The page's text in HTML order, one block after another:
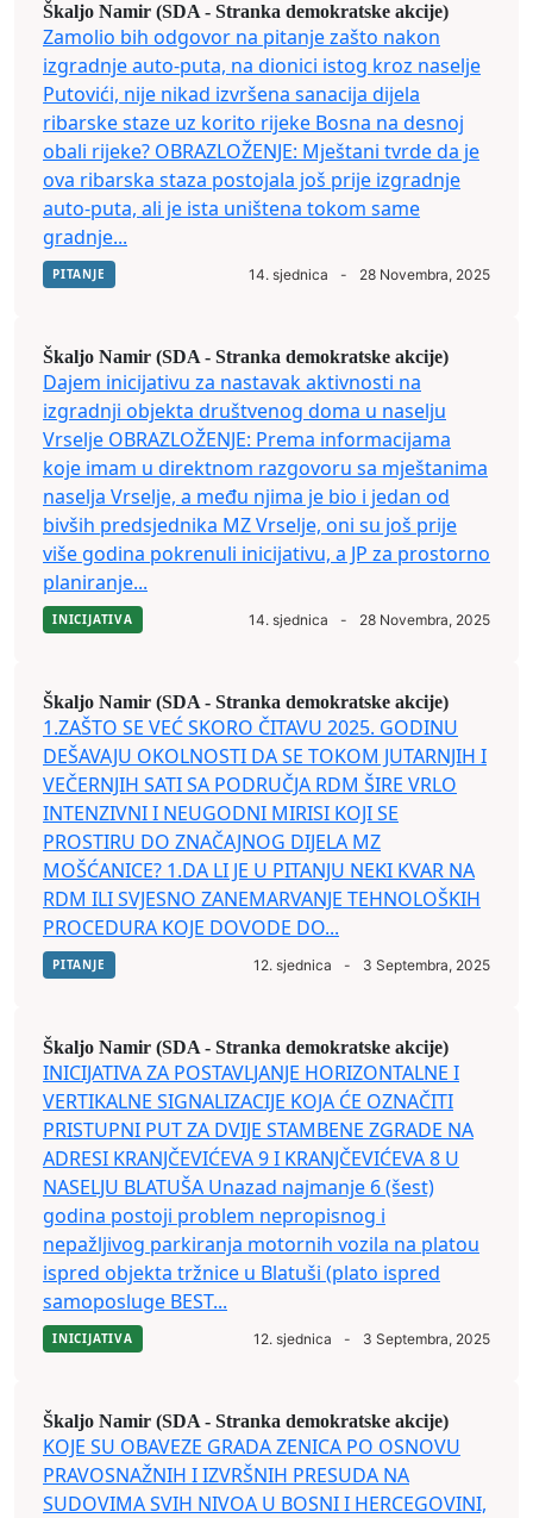
Škaljo Namir (SDA - Stranka demokratske akcije)
Zamolio bih odgovor na pitanje zašto nakon
izgradnje auto-puta, na dionici istog kroz naselje
Putovići, nije nikad izvršena sanacija dijela
ribarske staze uz korito rijeke Bosna na desnoj
obali rijeke? OBRAZLOŽENJE: Mještani tvrde da je
ova ribarska staza postojala još prije izgradnje
auto-puta, ali je ista uništena tokom same
gradnje...
PITANJE 14. sjednica - 28 Novembra, 2025
Škaljo Namir (SDA - Stranka demokratske akcije)
Dajem inicijativu za nastavak aktivnosti na
izgradnji objekta društvenog doma u naselju
Vrselje OBRAZLOŽENJE: Prema informacijama
koje imam u direktnom razgovoru sa mještanima
naselja Vrselje, a među njima je bio i jedan od
bivših predsjednika MZ Vrselje, oni su još prije
više godina pokrenuli inicijativu, a JP za prostorno
planiranje...
INICIJATIVA 14. sjednica - 28 Novembra, 2025
Škaljo Namir (SDA - Stranka demokratske akcije)
1.ZAŠTO SE VEĆ SKORO ČITAVU 2025. GODINU
DEŠAVAJU OKOLNOSTI DA SE TOKOM JUTARNJIH I
VEČERNJIH SATI SA PODRUČJA RDM ŠIRE VRLO
INTENZIVNI I NEUGODNI MIRISI KOJI SE
PROSTIRU DO ZNAČAJNOG DIJELA MZ
MOŠĆANICE? 1.DA LI JE U PITANJU NEKI KVAR NA
RDM ILI SVJESNO ZANEMARVANJE TEHNOLOŠKIH
PROCEDURA KOJE DOVODE DO...
PITANJE 12. sjednica - 3 Septembra, 2025
Škaljo Namir (SDA - Stranka demokratske akcije)
INICIJATIVA ZA POSTAVLJANJE HORIZONTALNE I
VERTIKALNE SIGNALIZACIJE KOJA ĆE OZNAČITI
PRISTUPNI PUT ZA DVIJE STAMBENE ZGRADE NA
ADRESI KRANJČEVIĆEVA 9 I KRANJČEVIĆEVA 8 U
NASELJU BLATUŠA Unazad najmanje 6 (šest)
godina postoji problem nepropisnog i
nepažljivog parkiranja motornih vozila na platou
ispred objekta tržnice u Blatuši (plato ispred
samoposluge BEST...
INICIJATIVA 12. sjednica - 3 Septembra, 2025
Škaljo Namir (SDA - Stranka demokratske akcije)
KOJE SU OBAVEZE GRADA ZENICA PO OSNOVU
PRAVOSNAŽNIH I IZVRŠNIH PRESUDA NA
SUDOVIMA SVIH NIVOA U BOSNI I HERCEGOVINI,